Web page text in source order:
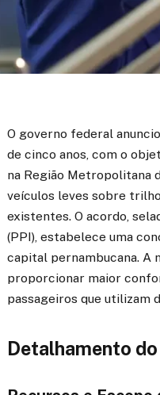
O governo federal
de cinco anos, com o
na Região Metropolitana
veículos leves sobre
existentes. O acordo,
(PPI), estabelece uma
capital pernambucana. A
proporcionar maior
passageiros que utilizam
Detalhamento